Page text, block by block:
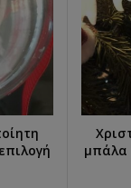
μπάλα